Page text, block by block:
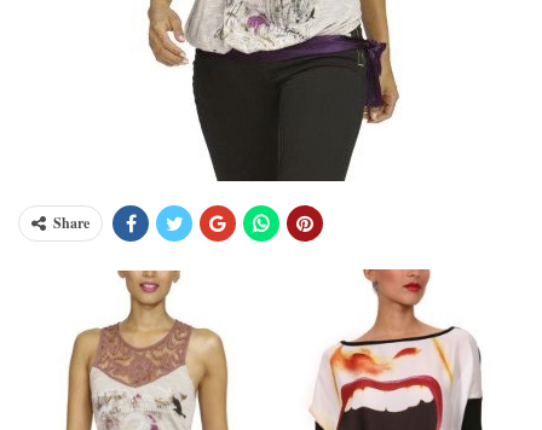
Share